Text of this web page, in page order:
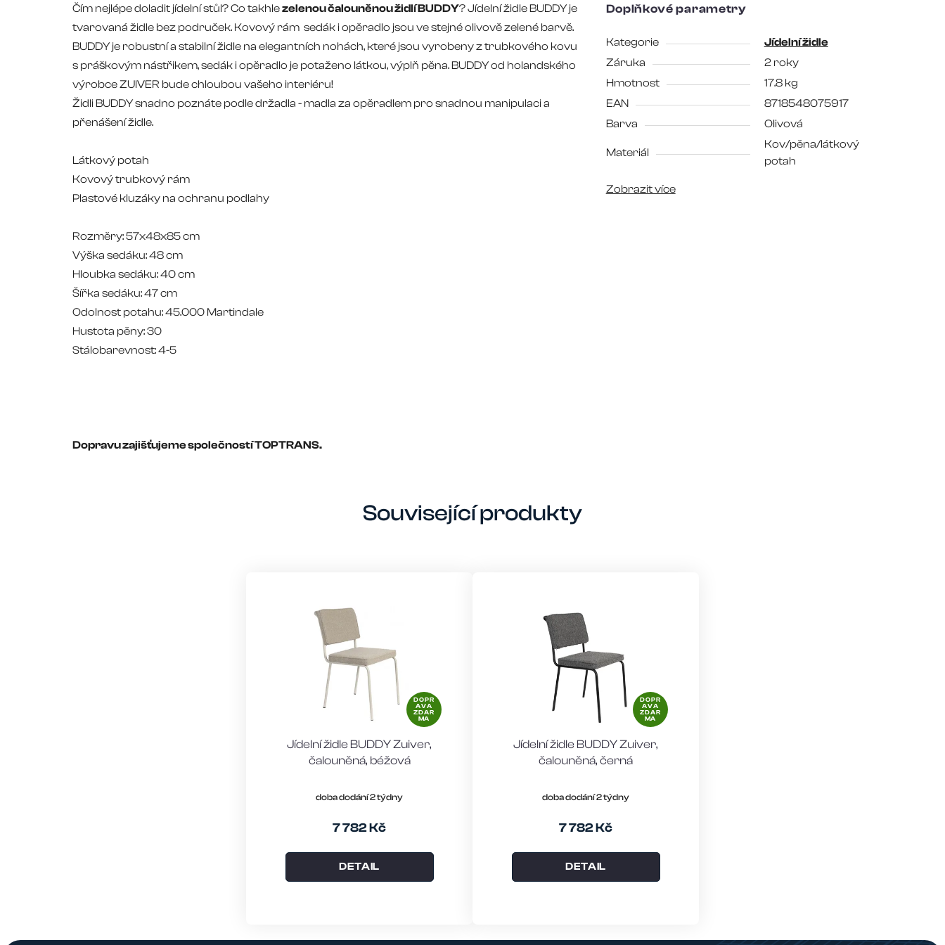
Čím nejlépe doladit jídelní stůl? Co takhlezelenou čalouněnou židlí BUDDY? Jídelní židle BUDDY je
tvarovaná židle bez područek. Kovový rám sedák i opěradlo jsou ve stejné olivově zelené barvě.
BUDDY je robustní a stabilní židle na elegantních nohách, které jsou vyrobeny z trubkového kovu
s práškovým nástřikem, sedák i opěradlo je potaženo látkou, výplň pěna. BUDDY od holandského
výrobce ZUIVER bude chloubou vašeho interiéru!
Židli BUDDY snadno poznáte podle držadla - madla za opěradlem pro snadnou manipulaci a
přenášení židle.
Látkový potah
Kovový trubkový rám
Plastové kluzáky na ochranu podlahy
Rozměry: 57x48x85 cm
Výška sedáku: 48 cm
Hloubka sedáku: 40 cm
Šířka sedáku: 47 cm
Odolnost potahu: 45.000 Martindale
Hustota pěny: 30
Stálobarevnost: 4-5
Dopravu zajišťujeme společností TOPTRANS.
Doplňkové parametry
Kategorie
Jídelní židle
Záruka
2 roky
Hmotnost
17.8 kg
EAN
8718548075917
Barva
Olivová
Materiál
Kov/pěna/látkový
potah
Zobrazit více
Související produkty
DOPR
AVA
ZDAR
MA
Jídelní židle BUDDY Zuiver,
čalouněná, béžová
doba dodání 2 týdny
7 782 Kč
DETAIL
DOPR
AVA
ZDAR
MA
Jídelní židle BUDDY Zuiver,
čalouněná, černá
doba dodání 2 týdny
7 782 Kč
DETAIL